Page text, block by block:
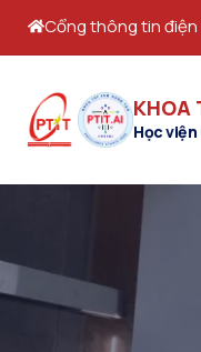
Cổng thông tin
KHOA
Học